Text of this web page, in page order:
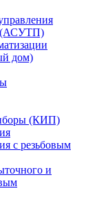
(АСУТП)
дом)
(КИП)
с резьбовым
и